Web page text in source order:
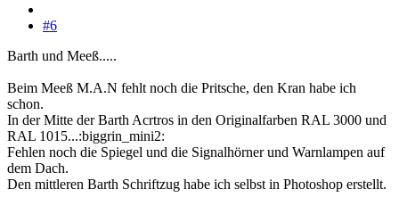
#6
Barth und Meeß.....
Beim Meeß M.A.N fehlt noch die Pritsche, den Kran habe ich
schon.
In der Mitte der Barth Acrtros in den Originalfarben RAL 3000 und
RAL 1015...:biggrin_mini2:
Fehlen noch die Spiegel und die Signalhörner und Warnlampen auf
dem Dach.
Den mittleren Barth Schriftzug habe ich selbst in Photoshop erstellt.